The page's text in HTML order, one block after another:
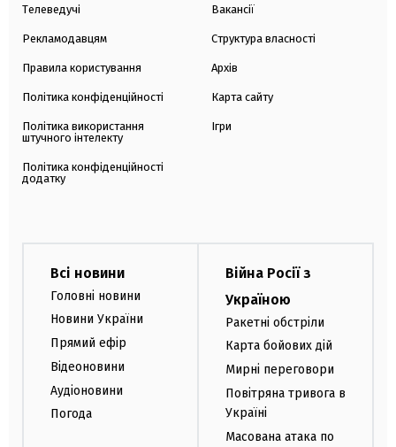
Телеведучі
Рекламодавцям
Правила користування
Політика конфіденційності
Політика використання
штучного інтелекту
Політика конфіденційності
додатку
Вакансії
Структура власності
Архів
Карта сайту
Ігри
Всі новини
Головні новини
Новини України
Прямий ефір
Відеоновини
Аудіоновини
Погода
Війна Росії з
Україною
Ракетні обстріли
Карта бойових дій
Мирні переговори
Повітряна тривога в
Україні
Масована атака по